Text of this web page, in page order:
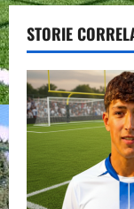
a
v
i
g
a
STORIE